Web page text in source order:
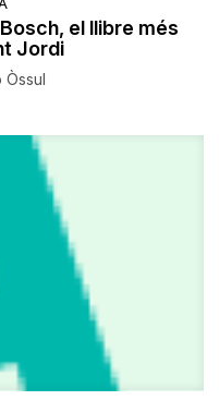
el llibre més
Jordi
Òssul